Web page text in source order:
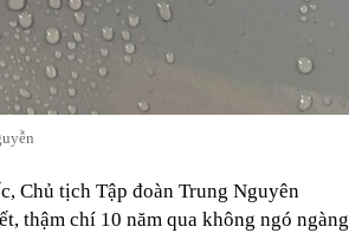
Chủ tịch Tập đoàn Trung Nguyên
thậm chí 10 năm qua không ngó ngàng